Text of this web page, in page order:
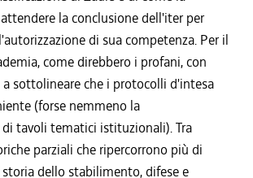
la conclusione dell'iter per
di sua competenza. Per il
come direbbero i profani, con
sottolineare che i protocolli d'intesa
(forse nemmeno la
tavoli tematici istituzionali). Tra
parziali che ripercorrono più di
dello stabilimento, difese e